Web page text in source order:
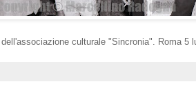
culturale "Sincronia". Roma 5